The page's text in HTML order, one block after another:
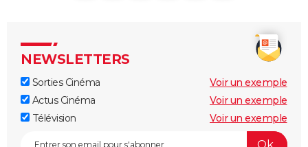
NEWSLETTERS
Sorties Cinéma
Voir un exemple
Actus Cinéma
Voir un exemple
Télévision
Voir un exemple